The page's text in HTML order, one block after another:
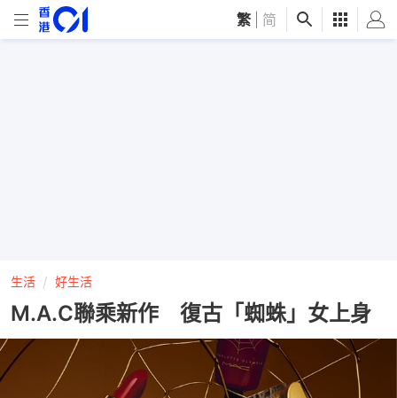
繁 简
生活 好生活
M.A.C聯乘新作 復古「蜘蛛」女上身